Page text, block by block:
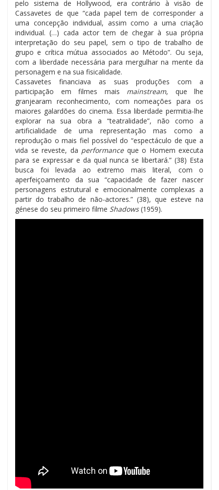
pelo sistema de Hollywood, era contrário à visão de
Cassavetes de que “cada papel tem de corresponder a
uma concepção individual, assim como a uma criação
individual. (…) cada actor tem de chegar à sua própria
interpretação do seu papel, sem o tipo de trabalho de
grupo e crítica mútua associados ao Método”. Ou seja,
com a liberdade necessária para mergulhar na mente da
personagem e na sua fisicalidade.
Cassavetes financiava as suas produções com a
participação em filmes mais mainstream, que lhe
granjearam reconhecimento, com nomeações para os
maiores galardões do cinema. Essa liberdade permitia-lhe
explorar na sua obra a “teatralidade”, não como a
artificialidade de uma representação mas como a
reprodução o mais fiel possível do “espectáculo de que a
vida se reveste, da performanceque o Homem executa
para se expressar e da qual nunca se libertará.” (38) Esta
busca foi levada ao extremo mais literal, com o
aperfeiçoamento da sua “capacidade de fazer nascer
personagens estrutural e emocionalmente complexas a
partir do trabalho de não-actores.” (38), que esteve na
génese do seu primeiro filme Shadows(1959).